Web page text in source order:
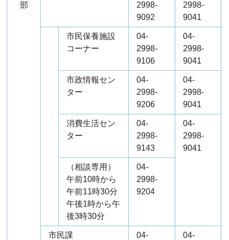
部
2998-
9092
2998-
9041
市民保養施設
コーナー
04-
2998-
9106
04-
2998-
9041
市政情報セン
ター
04-
2998-
9206
04-
2998-
9041
消費生活セン
ター
04-
2998-
9143
04-
2998-
9041
（相談専用）
午前10時から
午前11時30分
午後1時から午
後3時30分
04-
2998-
9204
市民課
04-
04-